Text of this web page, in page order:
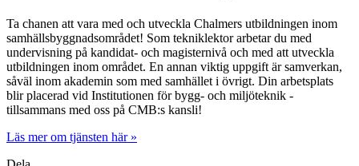
Ta chanen att vara med och utveckla Chalmers utbildningen inom
samhällsbyggnadsområdet! Som tekniklektor arbetar du med
undervisning på kandidat- och magisternivå och med att utveckla
utbildningen inom området. En annan viktig uppgift är samverkan,
såväl inom akademin som med samhället i övrigt. Din arbetsplats
blir placerad vid Institutionen för bygg- och miljöteknik -
tillsammans med oss på CMB:s kansli!
Läs mer om tjänsten här »